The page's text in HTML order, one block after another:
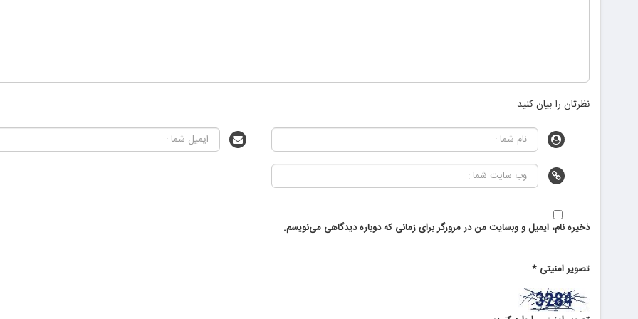
نظرتان را بیان کنید
ذخیره نام، ایمیل و وبسایت من در مرورگر برای زمانی که دوباره دیدگاهی می‌نویسم.
تصویر امنیتی *